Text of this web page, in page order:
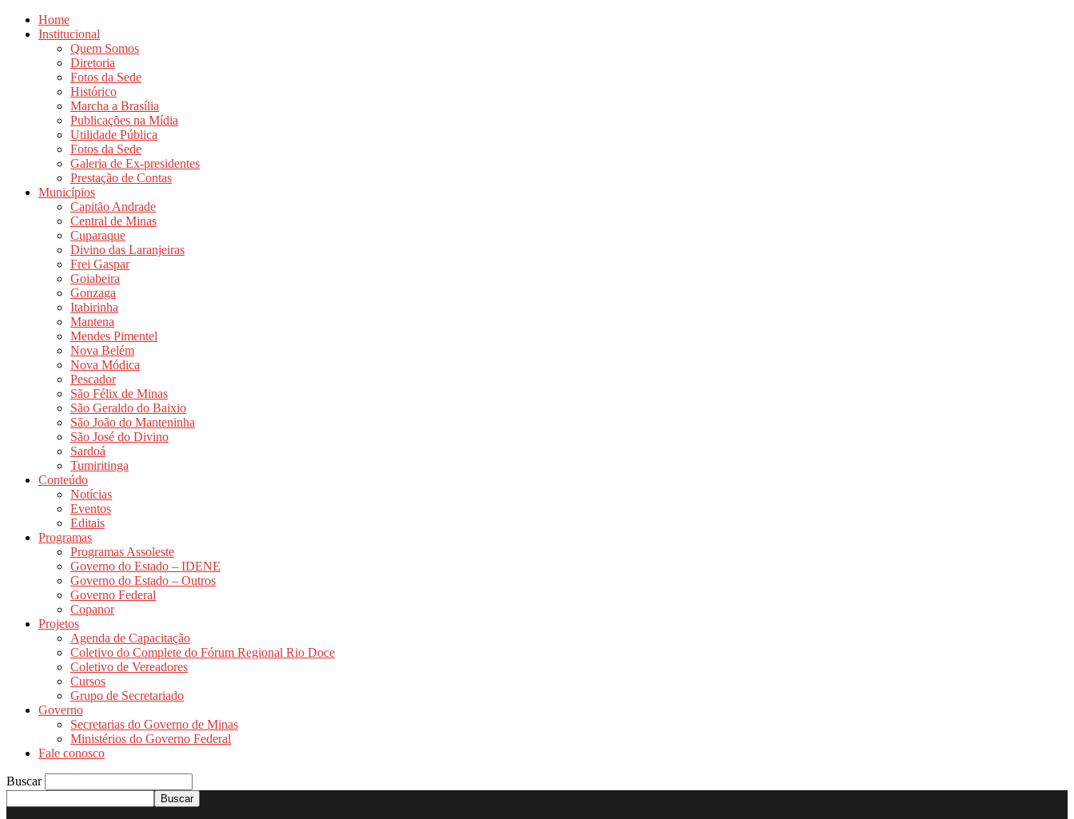
Home
Institucional
Quem Somos
Diretoria
Fotos da Sede
Histórico
Marcha a Brasília
Publicações na Mídia
Utilidade Pública
Fotos da Sede
Galeria de Ex-presidentes
Prestação de Contas
Municípios
Capitão Andrade
Central de Minas
Cuparaque
Divino das Laranjeiras
Frei Gaspar
Goiabeira
Gonzaga
Itabirinha
Mantena
Mendes Pimentel
Nova Belém
Nova Módica
Pescador
São Félix de Minas
São Geraldo do Baixio
São João do Manteninha
São José do Divino
Sardoá
Tumiritinga
Conteúdo
Notícias
Eventos
Editais
Programas
Programas Assoleste
Governo do Estado – IDENE
Governo do Estado – Outros
Governo Federal
Copanor
Projetos
Agenda de Capacitação
Coletivo do Complete do Fórum Regional Rio Doce
Coletivo de Vereadores
Cursos
Grupo de Secretariado
Governo
Secretarias do Governo de Minas
Ministérios do Governo Federal
Fale conosco
Buscar